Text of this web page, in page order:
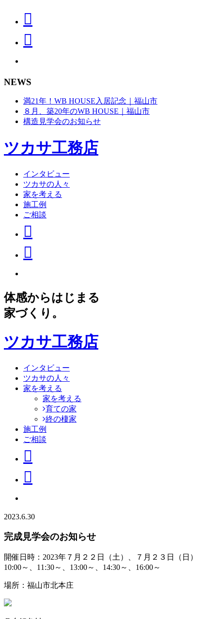
NEWS
満21年！WB HOUSE入居記念｜福山市
８月、築20年のWB HOUSE｜福山市
構造見学会のお知らせ
ツカサ工務店
インタビュー
ツカサの人々
家を考える
施工例
ご相談
体感からはじまる
家づくり。
ツカサ工務店
インタビュー
ツカサの人々
家を考える
家を考える
育ての家
終の棲家
施工例
ご相談
2023.6.30
完成見学会のお知らせ
開催日時：2023年７月２２日（土）、７月２３日（日）
10:00～、11:30～、13:00～、14:30～、16:00～
場所：福山市北本庄